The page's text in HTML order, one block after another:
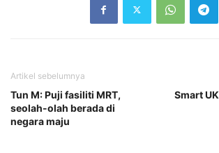
Artikel sebelumnya
Tun M: Puji fasiliti MRT,
seolah-olah berada di
negara maju
Smart